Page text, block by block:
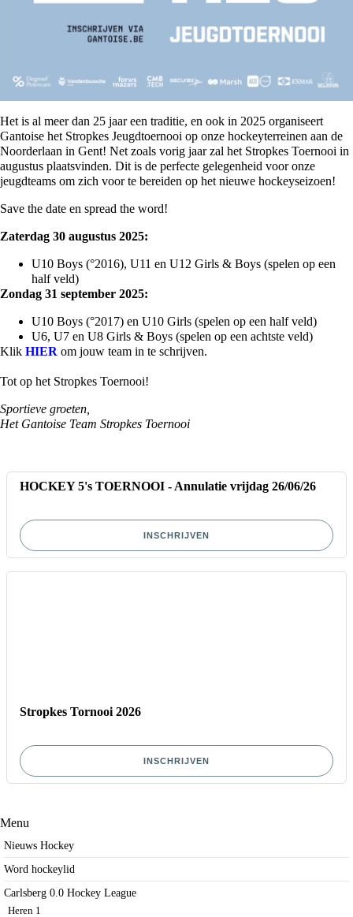
Het is al meer dan 25 jaar een traditie, en ook in 2025 organiseert
Gantoise het Stropkes Jeugdtoernooi op onze hockeyterreinen aan de
Noorderlaan in Gent! Net zoals vorig jaar zal het Stropkes Toernooi in
augustus plaatsvinden. Dit is de perfecte gelegenheid voor onze
jeugdteams om zich voor te bereiden op het nieuwe hockeyseizoen!
Save the date en spread the word!
Zaterdag 30 augustus 2025:
U10 Boys (°2016), U11 en U12 Girls & Boys (spelen op een
half veld)
Zondag 31 september 2025:
U10 Boys (°2017) en U10 Girls (spelen op een half veld)
U6, U7 en U8 Girls & Boys (spelen op een achtste veld)
Klik HIER om jouw team in te schrijven.
Tot op het Stropkes Toernooi!
Sportieve groeten,
Het Gantoise Team Stropkes Toernooi
HOCKEY 5's TOERNOOI - Annulatie vrijdag 26/06/26
INSCHRIJVEN
Stropkes Tornooi 2026
INSCHRIJVEN
Menu
Nieuws Hockey
Word hockeylid
Carlsberg 0.0 Hockey League
Heren 1